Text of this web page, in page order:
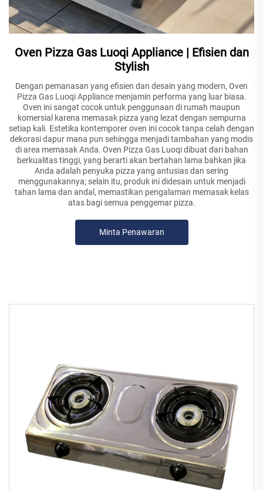
Oven Pizza Gas Luoqi Appliance | Efisien dan
Stylish
Dengan pemanasan yang efisien dan desain yang modern, Oven
Pizza Gas Luoqi Appliance menjamin performa yang luar biasa.
Oven ini sangat cocok untuk penggunaan di rumah maupun
komersial karena memasak pizza yang lezat dengan sempurna
setiap kali. Estetika kontemporer oven ini cocok tanpa celah dengan
dekorasi dapur mana pun sehingga menjadi tambahan yang modis
di area memasak Anda. Oven Pizza Gas Luoqi dibuat dari bahan
berkualitas tinggi, yang berarti akan bertahan lama bahkan jika
Anda adalah penyuka pizza yang antusias dan sering
menggunakannya; selain itu, produk ini didesain untuk menjadi
tahan lama dan andal, memastikan pengalaman memasak kelas
atas bagi semua penggemar pizza.
Minta Penawaran